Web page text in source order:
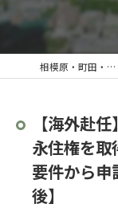
相模原・町田・全国対応の行政書士／行政書士ダイセイ法務事務所
【海外赴
永住権を取
要件から
後】